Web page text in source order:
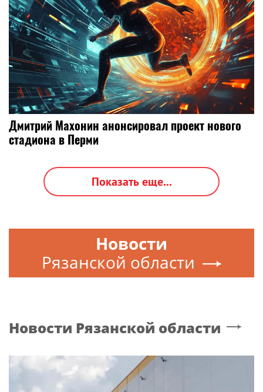
Дмитрий Махонин анонсировал проект нового
стадиона в Перми
Показать еще...
Новости
Рязанской области
Новости Рязанской области